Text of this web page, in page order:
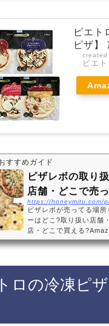
ピエト
ピザ】
created
ピエト
すすめガイド
ピザレボの取り
店舗・どこで売
https://honeymitu.com/
ピザレボが売ってる場
ーはどこ?取り扱い店舗
店・どこで買える
パーでは売ってない・
どおすすめ3選・口コミ
O冷凍ピザ（2…
ロの冷凍ピ